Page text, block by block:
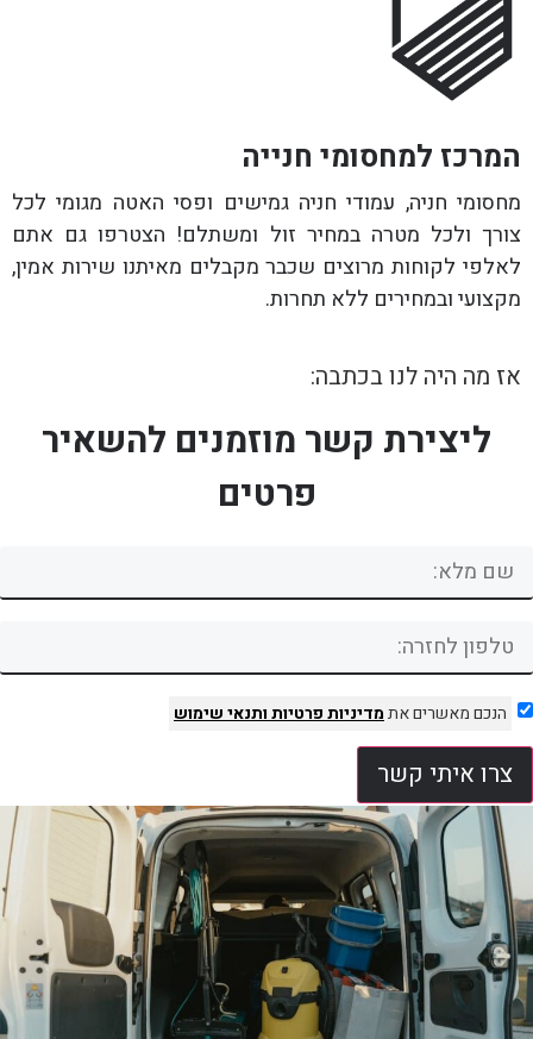
המרכז למחסומי חנייה
מחסומי חניה, עמודי חניה גמישים ופסי האטה מגומי לכל
צורך ולכל מטרה במחיר זול ומשתלם! הצטרפו גם אתם
לאלפי לקוחות מרוצים שכבר מקבלים מאיתנו שירות אמין,
מקצועי ובמחירים ללא תחרות.
אז מה היה לנו בכתבה:
ליצירת קשר מוזמנים להשאיר
פרטים
הנכם מאשרים אתמדיניות פרטיותותנאי שימוש
צרו איתי קשר